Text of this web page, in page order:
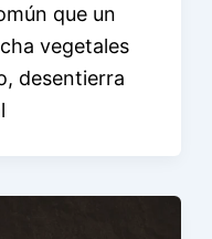
que un
vegetales
desentierra